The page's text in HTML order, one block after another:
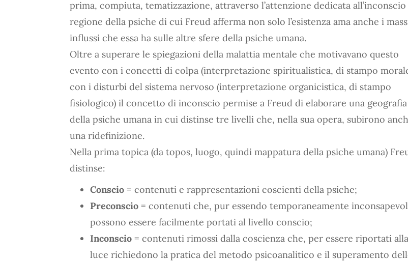
prima, compiuta, tematizzazione, attraverso l’attenzione dedicata all’inconscio
regione della psiche di cui Freud afferma non solo l’esistenza ama anche i
influssi che essa ha sulle altre sfere della psiche umana.
Oltre a superare le spiegazioni della malattia mentale che motivavano questo
evento con i concetti di colpa (interpretazione spiritualistica, di stampo
con i disturbi del sistema nervoso (interpretazione organicistica, di stampo
fisiologico) il concetto di inconscio permise a Freud di elaborare una geografia
della psiche umana in cui distinse tre livelli che, nella sua opera, subirono
una ridefinizione.
Nella prima topica (da topos, luogo, quindi mappatura della psiche umana)
distinse:
Conscio = contenuti e rappresentazioni coscienti della psiche;
Preconscio = contenuti che, pur essendo temporaneamente
possono essere facilmente portati al livello conscio;
Inconscio = contenuti rimossi dalla coscienza che, per essere riportati alla
luce richiedono la pratica del metodo psicoanalitico e il superamento